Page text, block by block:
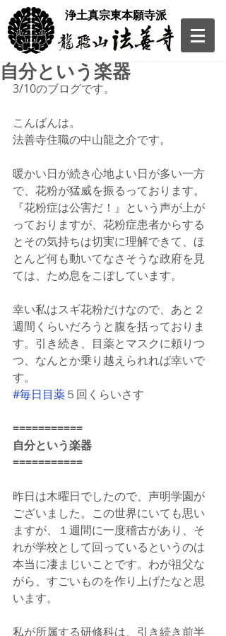
​浄土真宗東本願寺派
自分という楽器
3/10のブログです。
こんばんは。
法善寺住職の中山龍之介です。
暖かい日が続き心地よい日が多い一方
で、花粉が猛威を振るっております。
『花粉症は公害だ！』という声が上が
っておりますが、花粉症患者からする
とその気持ちは切実に理解できて、ほ
とんど何も動いてなさそうな政府を見
ては、ため息をこぼしています。
幸い私はスギ花粉だけなので、あと２
週間くらいだろうと腹を括っておりま
す。引き続き、目薬とマスクに頼りつ
つ、なんとか乗り越えられれば幸いで
す。
#毎日目薬５回くらいさす
===========
自分という楽器
===========
昨日は木曜日でしたので、声明学園が
ございました。この世界にいても思い
ますが、１週間に一度稽古があり、そ
れが学校として回っているというのは
本当に凄まじいことです。わが祖父な
がら、すごいものを作り上げたなと思
います。
私が所属する研修科は、引き続き前半